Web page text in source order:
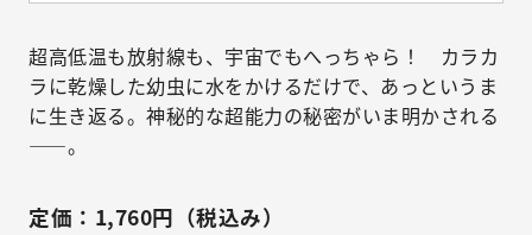
超高低温も放射線も、宇宙でもへっちゃら！ カラカ
ラに乾燥した幼虫に水をかけるだけで、あっというま
に生き返る。神秘的な超能力の秘密がいま明かされる
――。
定価：1,760円（税込み）